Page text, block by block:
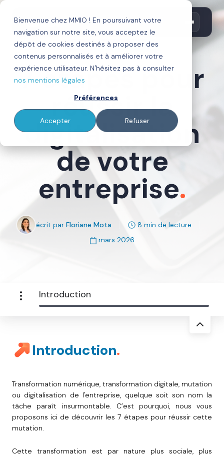
Bienvenue chez MMIO ! En poursuivant votre
navigation sur notre site, vous acceptez le
dépôt de cookies destinés à proposer des
contenus personnalisés et à améliorer votre
expérience utilisateur. N'hésitez pas à consulter
nos mentions légales
Préférences
Accepter Refuser
Digitalisation Entreprise
7 étapes pour
réussir la
digitalisation
de votre
entreprise.
écrit par Floriane Mota
8 min de lecture
mars 2026
Introduction
Introduction.
Transformation numérique, transformation digitale, mutation
ou digitalisation de l'entreprise, quelque soit son nom la
tâche paraît insurmontable. C’est pourquoi, nous vous
proposons ici de découvrir les 7 étapes pour réussir cette
mutation.
Cette transformation est par nature plus sociale, plus